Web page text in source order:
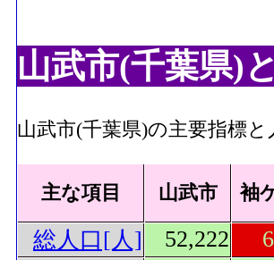
山武市(千葉県)
山武市(千葉県)の主要指標
主な項目 山武市 袖
総人口[人] 52,222